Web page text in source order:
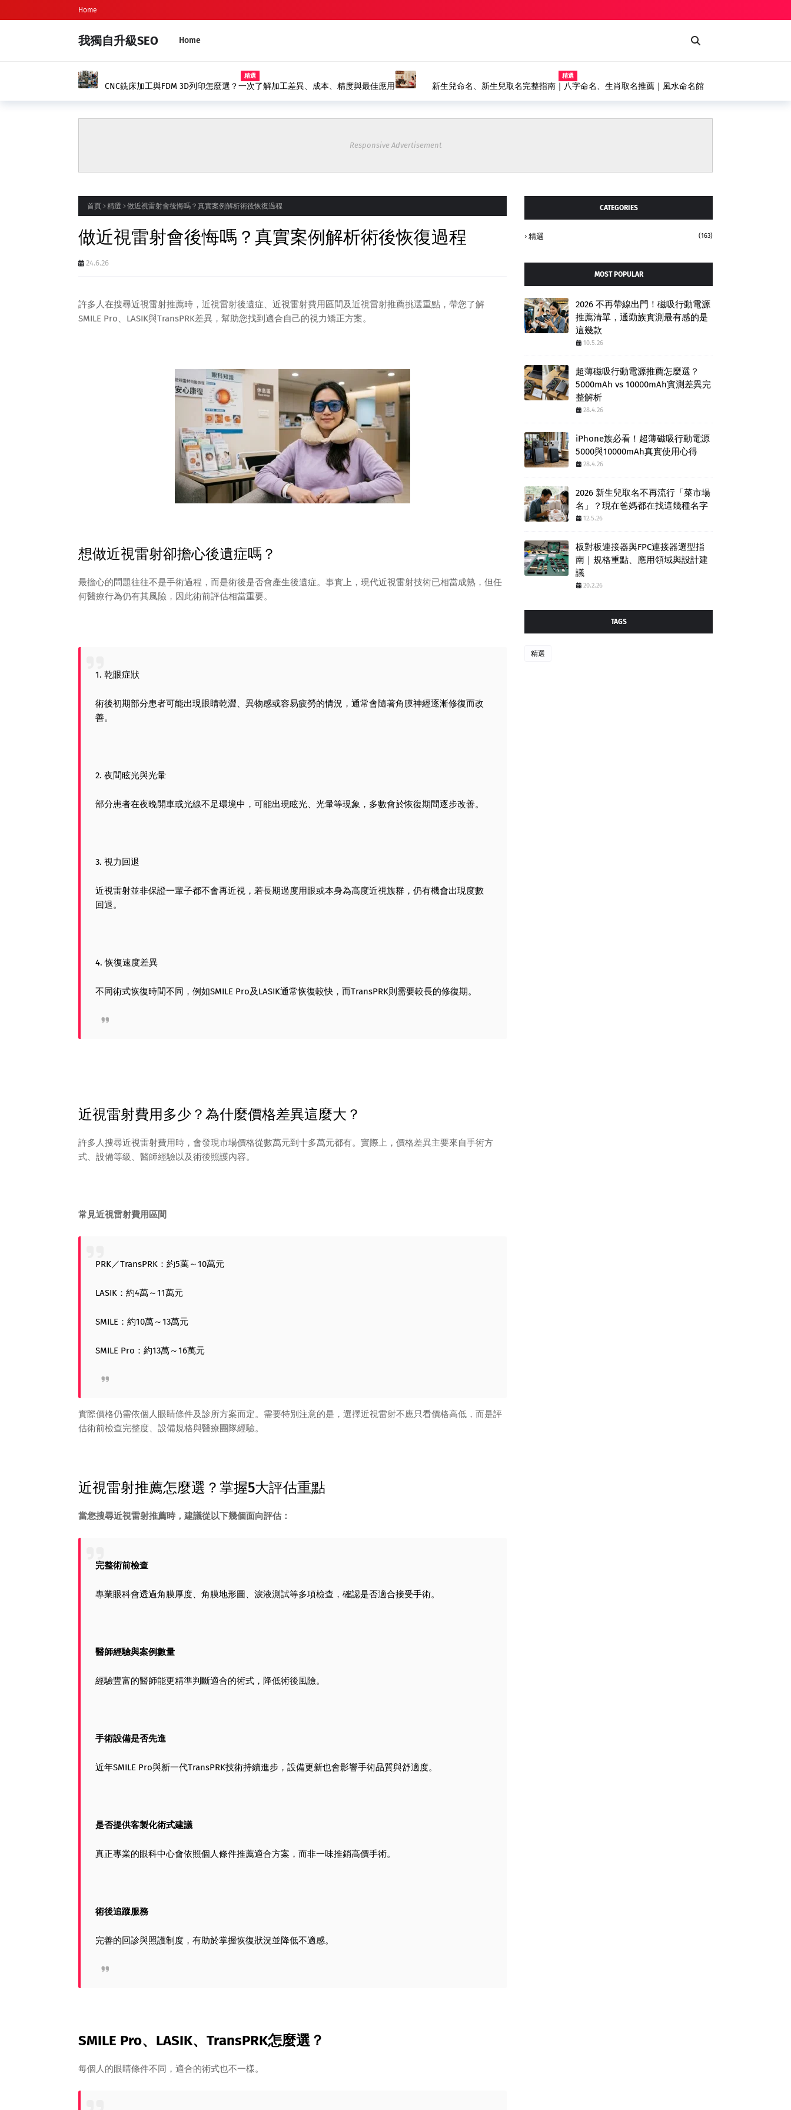
Home
我獨自升級SEO Home
新生兒命名、新生兒取名完整指南｜八字命名、生肖取名推薦｜風水命名館
塗裝設備如何選擇？水幕式噴漆台、輸送機設備完整解析，打造高效率自動化塗
Responsive Advertisement
首頁 精選 做近視雷射會後悔嗎？真實案例解析術後恢復過程
做近視雷射會後悔嗎？真實案例解析術後恢復過程
24.6.26
許多人在搜尋近視雷射推薦時，近視雷射後遺症、近視雷射費用區間及近視雷射推薦挑選重點，帶您了解
SMILE Pro、LASIK與TransPRK差異，幫助您找到適合自己的視力矯正方案。
想做近視雷射卻擔心後遺症嗎？
最擔心的問題往往不是手術過程，而是術後是否會產生後遺症。事實上，現代近視雷射技術已相當成熟，但任
何醫療行為仍有其風險，因此術前評估相當重要。
1. 乾眼症狀
術後初期部分患者可能出現眼睛乾澀、異物感或容易疲勞的情況，通常會隨著角膜神經逐漸修復而改
善。
2. 夜間眩光與光暈
部分患者在夜晚開車或光線不足環境中，可能出現眩光、光暈等現象，多數會於恢復期間逐步改善。
3. 視力回退
近視雷射並非保證一輩子都不會再近視，若長期過度用眼或本身為高度近視族群，仍有機會出現度數
回退。
4. 恢復速度差異
不同術式恢復時間不同，例如SMILE Pro及LASIK通常恢復較快，而TransPRK則需要較長的修復期。
近視雷射費用多少？為什麼價格差異這麼大？
許多人搜尋近視雷射費用時，會發現市場價格從數萬元到十多萬元都有。實際上，價格差異主要來自手術方
式、設備等級、醫師經驗以及術後照護內容。
常見近視雷射費用區間
PRK／TransPRK：約5萬～10萬元
LASIK：約4萬～11萬元
SMILE：約10萬～13萬元
SMILE Pro：約13萬～16萬元
實際價格仍需依個人眼睛條件及診所方案而定。需要特別注意的是，選擇近視雷射不應只看價格高低，而是評
估術前檢查完整度、設備規格與醫療團隊經驗。
近視雷射推薦怎麼選？掌握5大評估重點
當您搜尋近視雷射推薦時，建議從以下幾個面向評估：
完整術前檢查
專業眼科會透過角膜厚度、角膜地形圖、淚液測試等多項檢查，確認是否適合接受手術。
醫師經驗與案例數量
經驗豐富的醫師能更精準判斷適合的術式，降低術後風險。
手術設備是否先進
近年SMILE Pro與新一代TransPRK技術持續進步，設備更新也會影響手術品質與舒適度。
是否提供客製化術式建議
真正專業的眼科中心會依照個人條件推薦適合方案，而非一味推銷高價手術。
術後追蹤服務
完善的回診與照護制度，有助於掌握恢復狀況並降低不適感。
SMILE Pro、LASIK、TransPRK怎麼選？
每個人的眼睛條件不同，適合的術式也不一樣。
CATEGORIES
精選 (163)
MOST POPULAR
2026 不再帶線出門！磁吸行動電源
推薦清單，通勤族實測最有感的是
這幾款
10.5.26
超薄磁吸行動電源推薦怎麼選？
5000mAh vs 10000mAh實測差異完
整解析
28.4.26
iPhone族必看！超薄磁吸行動電源
5000與10000mAh真實使用心得
28.4.26
2026 新生兒取名不再流行「菜市場
名」？現在爸媽都在找這幾種名字
12.5.26
板對板連接器與FPC連接器選型指
南｜規格重點、應用領域與設計建
議
20.2.26
TAGS
精選